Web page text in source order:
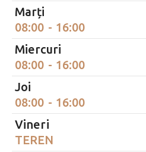
Marți
08:00 - 16:00
Miercuri
08:00 - 16:00
Joi
08:00 - 16:00
Vineri
TEREN